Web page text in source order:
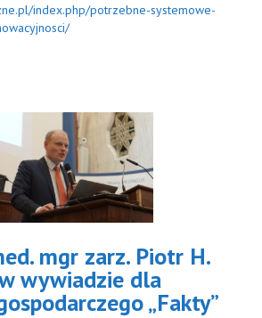
index.php/potrzebne-systemowe-
mgr zarz. Piotr H.
wywiadzie dla
„Fakty”